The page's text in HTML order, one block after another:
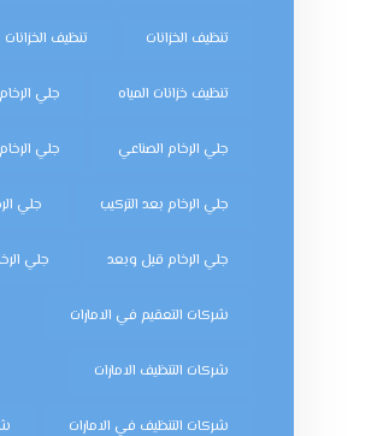
تنظيف الخزانات تنظيف الخزانات
تنظيف خزانات المياه جلي الرخام
جلي الرخام الصناعي جلي
جلي الرخام بعد التركيب جلي
جلي الرخام قبل وبعد جلي
شركات التعقيم في الامارات
شركات التنظيف الامارات
شركات التنظيف في الامارات